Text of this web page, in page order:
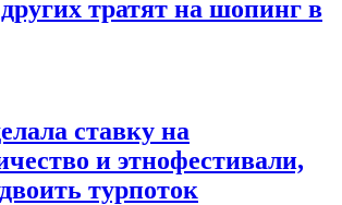
тратят на шопинг в
ставку на
и этнофестивали,
турпоток